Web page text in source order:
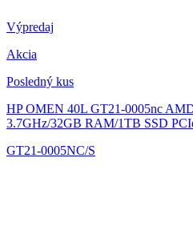
Výpredaj
Akcia
Posledný kus
HP OMEN 40L GT21-0005nc
3.7GHz/32GB RAM/1TB SSD
GT21-0005NC/S